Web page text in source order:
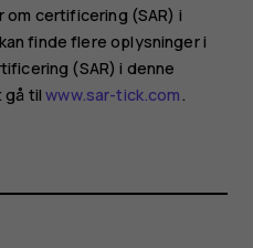
certificering (SAR) i
finde flere oplysninger i
(SAR) i denne
gå tilwww.sar-tick.com.